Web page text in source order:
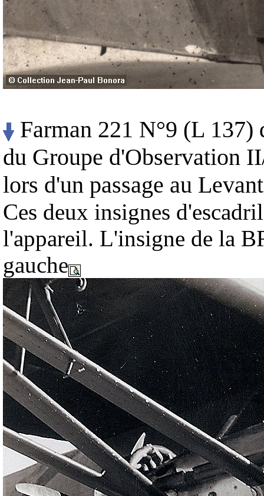
Farman 221 N°9 (L 137)
du Groupe d'Observation
lors d'un passage au
Ces deux insignes
l'appareil. L'insigne de la
gauche